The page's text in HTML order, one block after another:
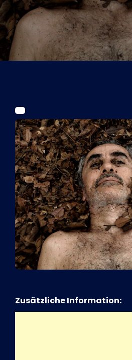
Tickets
Kurier Romy 2026
Zusätzliche Information: